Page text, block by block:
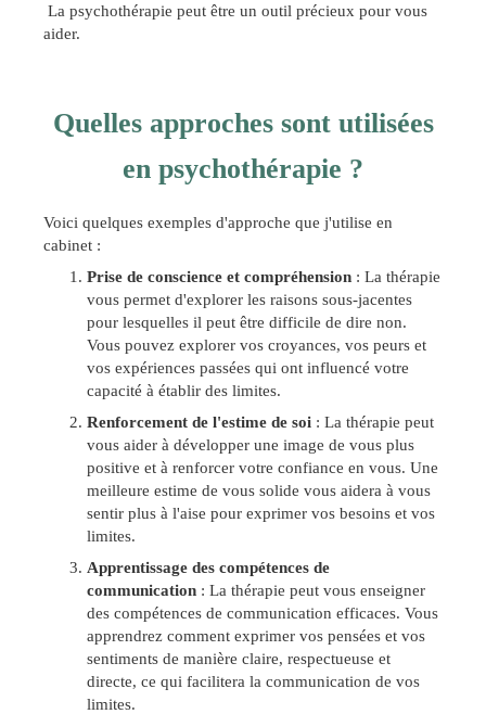
La psychothérapie peut être un outil précieux pour vous
aider.
Quelles approches sont utilisées
en psychothérapie ?
Voici quelques exemples d'approche que j'utilise en
cabinet :
Prise de conscience et compréhension : La thérapie
vous permet d'explorer les raisons sous-jacentes
pour lesquelles il peut être difficile de dire non.
Vous pouvez explorer vos croyances, vos peurs et
vos expériences passées qui ont influencé votre
capacité à établir des limites.
Renforcement de l'estime de soi : La thérapie peut
vous aider à développer une image de vous plus
positive et à renforcer votre confiance en vous. Une
meilleure estime de vous solide vous aidera à vous
sentir plus à l'aise pour exprimer vos besoins et vos
limites.
Apprentissage des compétences de
communication : La thérapie peut vous enseigner
des compétences de communication efficaces. Vous
apprendrez comment exprimer vos pensées et vos
sentiments de manière claire, respectueuse et
directe, ce qui facilitera la communication de vos
limites.